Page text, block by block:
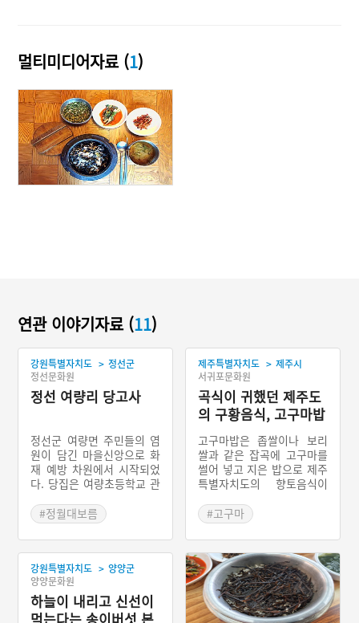
멀티미디어자료 (1)
연관 이야기자료 (11)
강원특별자치도 > 정선군
정선문화원
정선 여량리 당고사
정선군 여량면 주민들의 염
원이 담긴 마을신앙으로 화
재 예방 차원에서 시작되었
다. 당집은 여량초등학교 관
이곳은 소금단지를 묻었던
곳이라 해서 염장봉(鹽藏
峯)이라 한다. 마을의 당고
사는 이장이 전적으로 책임
을 맡는다. 제의를 지낼 때
면 대략 50만 원 정도가 필
요하다. 제물은 정선읍으로
가서 준비한다. 과거에는 돼
#정월대보름
#정선 마을신앙
제주특별자치도 > 제주시
서귀포문화원
곡식이 귀했던 제주도
의 구황음식, 고구마밥
고구마밥은 좁쌀이나 보리
쌀과 같은 잡곡에 고구마를
썰어 넣고 지은 밥으로 제주
특별자치도의 향토음식이
강필리가 전라도와 제주에
고구마를 보급하면서 제주
에서 고구마를 재배하기 시
작하였다. 1794년 서영보가
제주도는 고구마농사의 적
지이므로 널리 심을 것을 보
고하였고 이듬해 제주목사
윤시동이 부임하면서부터
#고구마
#제주 가볼만한곳
강원특별자치도 > 양양군
양양문화원
하늘이 내리고 신선이
먹는다는 송이버섯 본